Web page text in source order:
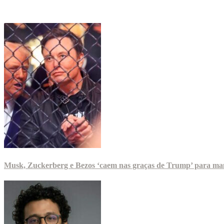
Musk, Zuckerberg e Bezos ‘caem nas graças de Trump’ para